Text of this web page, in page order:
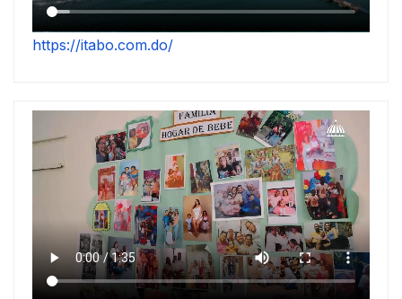
https://itabo.com.do/